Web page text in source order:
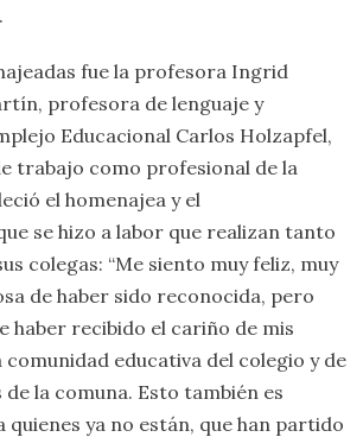
fue la profesora Ingrid
profesora de lenguaje y
Educacional Carlos Holzapfel,
trabajo como profesional de la
el homenajea y el
se hizo a labor que realizan tanto
colegas: “Me siento muy feliz, muy
de haber sido reconocida, pero
haber recibido el cariño de mis
comunidad educativa del colegio y de
la comuna. Esto también es
ya no están, que han partido